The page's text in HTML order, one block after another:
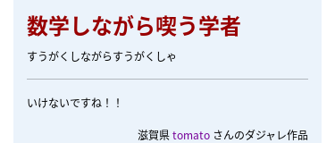
数学しながら喫う学者
すうがくしながらすうがくしゃ
いけないですね！！
滋賀県tomato さんのダジャレ作品